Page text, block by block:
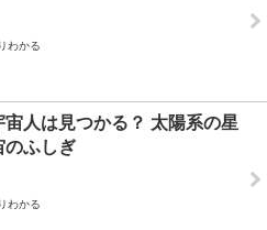
わかる
人は見つかる？ 太陽系の星
のふしぎ
わかる